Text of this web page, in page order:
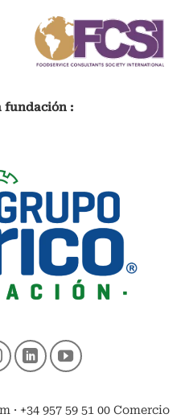
fundación :
+34 957 59 51 00 Comercio